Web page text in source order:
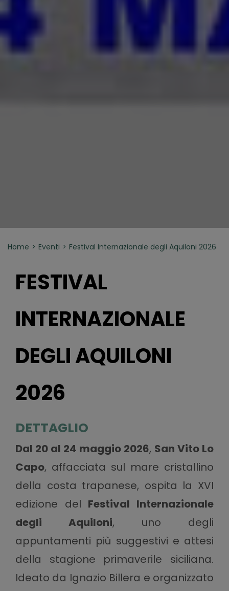
Home Eventi Festival Internazionale degli Aquiloni 2026
FESTIVAL
INTERNAZIONALE
DEGLI AQUILONI
2026
DETTAGLIO
Dal 20 al 24 maggio 2026, San Vito Lo
Capo, affacciata sul mare cristallino
della costa trapanese, ospita la XVI
edizione del Festival Internazionale
degli Aquiloni, uno degli
appuntamenti più suggestivi e attesi
della stagione primaverile siciliana.
Ideato da Ignazio Billera e organizzato